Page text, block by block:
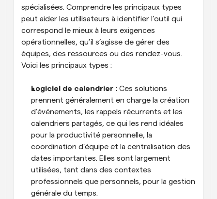
spécialisées. Comprendre les principaux types
peut aider les utilisateurs à identifier l’outil qui
correspond le mieux à leurs exigences
opérationnelles, qu’il s’agisse de gérer des
équipes, des ressources ou des rendez-vous.
Voici les principaux types :
Logiciel de calendrier : Ces solutions
prennent généralement en charge la création
d’événements, les rappels récurrents et les
calendriers partagés, ce qui les rend idéales
pour la productivité personnelle, la
coordination d’équipe et la centralisation des
dates importantes. Elles sont largement
utilisées, tant dans des contextes
professionnels que personnels, pour la gestion
générale du temps.